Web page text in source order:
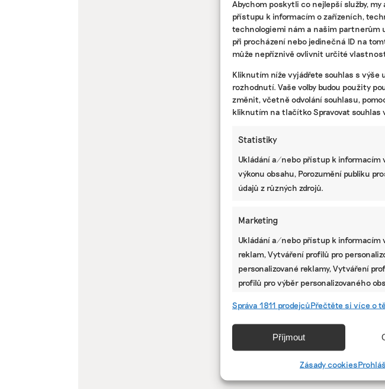
Abychom poskytli co nejlepší služby,
přístupu k informacím o zařízeních,
technologiemi nám a našim partnerům
při procházení nebo jedinečná ID na
může nepříznivě ovlivnit určité
Kliknutím níže vyjádřete souhlas s výše
rozhodnutí. Vaše volby budou použity
změnit, včetně odvolání souhlasu,
kliknutím na tlačítko Spravovat souhlas
Statistiky
Ukládání a/nebo přístup k informacím
výkonu obsahu, Porozumění publiku
údajů z různých zdrojů.
Marketing
Ukládání a/nebo přístup k informacím
reklam, Vytváření profilů pro
personalizované reklamy, Vytváření
profilů pro výběr personalizovaného
Přiřazování a kombinování údajů z
zařízení, Identifikace zařízení na
Správa 1811 prodejcůPřečtěte si více o
Příjmout
Zásady cookies